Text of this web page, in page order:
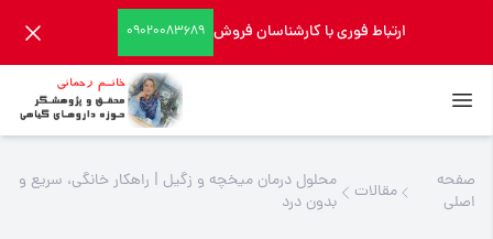
ارتباط فوری با کارشناسان فروش 09020083689
صفحه
اصلی
مقالات
محلول درمان میخچه و زگیل | راهکار خانگی، سریع و
بدون درد